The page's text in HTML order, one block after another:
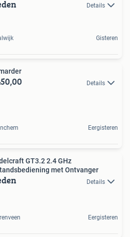
Details
Gisteren
Details
Eergisteren
GT3.2 2.4 GHz
met Ontvanger
Details
Eergisteren